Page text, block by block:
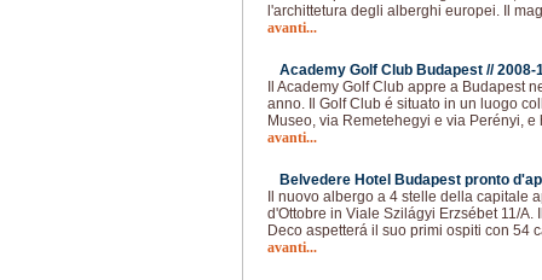
l'archittetura degli alberghi europei. Il
avanti...
Academy Golf Club Budapest //2008-
Il Academy Golf Club appre a Budapest
anno. Il Golf Club é situato in un luogo
Museo, via Remetehegyi e via Perényi,
avanti...
Belvedere Hotel Budapest pronto
Il nuovo albergo a 4 stelle della capitale
d'Ottobre in Viale Szilágyi Erzsébet 11/A.
Deco aspetterá il suo primi ospiti con 54
avanti...